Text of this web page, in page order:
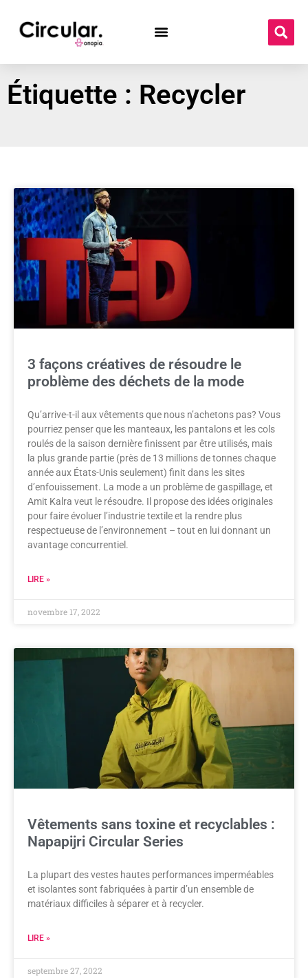
Étiquette : Recycler
3 façons créatives de résoudre le
problème des déchets de la mode
Qu’arrive-t-il aux vêtements que nous n’achetons pas? Vous
pourriez penser que les manteaux, les pantalons et les cols
roulés de la saison dernière finissent par être utilisés, mais
la plus grande partie (près de 13 millions de tonnes chaque
année aux États-Unis seulement) finit dans les sites
d’enfouissement. La mode a un problème de gaspillage, et
Amit Kalra veut le résoudre. Il propose des idées originales
pour faire évoluer l’industrie textile et la rendre plus
respectueuse de l’environnement – tout en lui donnant un
avantage concurrentiel.
LIRE »
novembre 17, 2022
Vêtements sans toxine et recyclables :
Napapijri Circular Series
La plupart des vestes hautes performances imperméables
et isolantes sont fabriquées à partir d’un ensemble de
matériaux difficiles à séparer et à recycler.
LIRE »
septembre 27, 2022